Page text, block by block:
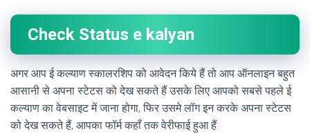
Check Status e kalyan
अगर आप ई कल्याण स्कालरशिप को आवेदन किये हैं तो आप ऑनलाइन बहुत
आसानी से अपना स्टेटस को देख सकते हैं उसके लिए आपको सबसे पहले ई
कल्याण का वेबसाइट में जाना होगा, फिर उसमे लॉग इन करके अपना स्टेटस
को देख सकते हैं, आपका फॉर्म कहाँ तक वेरीफाई हुआ हैं: